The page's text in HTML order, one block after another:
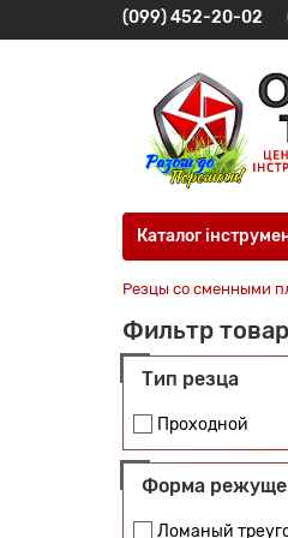
(099) 452-20-02
Каталог
Резцы со сменными
Фильтр
Тип резца
Проходной
Форма
Ломаный